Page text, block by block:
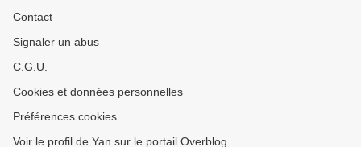
Contact
Signaler un abus
C.G.U.
Cookies et données personnelles
Préférences cookies
Voir le profil de Yan sur le portail Overblog